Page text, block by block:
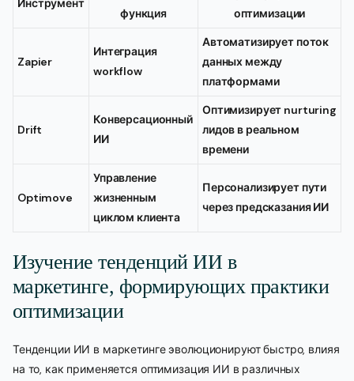
Инструмент
функция
оптимизации
Zapier
Интеграция
workflow
Автоматизирует поток
данных между
платформами
Drift
Конверсационный
ИИ
Оптимизирует nurturing
лидов в реальном
времени
Optimove
Управление
жизненным
циклом клиента
Персонализирует пути
через предсказания ИИ
Изучение тенденций ИИ в
маркетинге, формирующих практики
оптимизации
Тенденции ИИ в маркетинге эволюционируют быстро, влияя
на то, как применяется оптимизация ИИ в различных